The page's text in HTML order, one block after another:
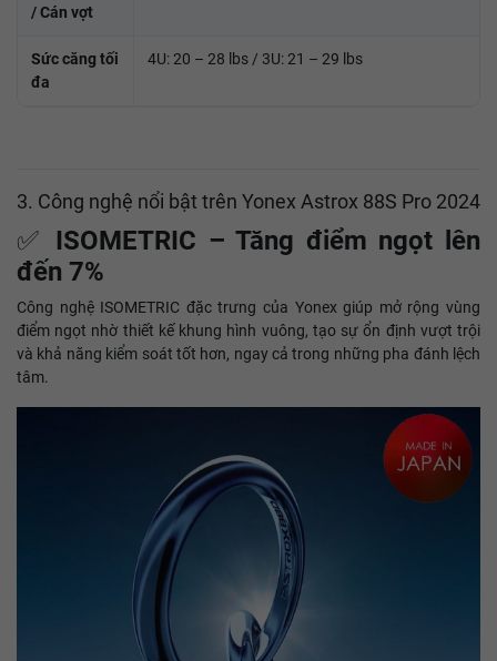
/ Cán vợt
Sức căng tối
đa
4U: 20 – 28 lbs / 3U: 21 – 29 lbs
3. Công nghệ nổi bật trên Yonex Astrox 88S Pro 2024
✅ ISOMETRIC – Tăng điểm ngọt lên
đến 7%
Công nghệ ISOMETRIC đặc trưng của Yonex giúp mở rộng vùng
điểm ngọt nhờ thiết kế khung hình vuông, tạo sự ổn định vượt trội
và khả năng kiểm soát tốt hơn, ngay cả trong những pha đánh lệch
tâm.